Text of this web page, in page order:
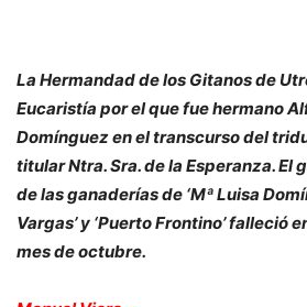
La Hermandad de los Gitanos de
Eucaristía por el que fue hermano
Domínguez en el transcurso del
titular Ntra. Sra. de la Esperanza. El
de las ganaderías de ‘Mª Luisa
Vargas’ y ‘Puerto Frontino’ falleció
mes de octubre.